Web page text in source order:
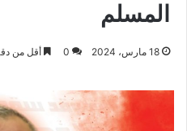
المسلم
18 مارس، 2024 0 أقل من